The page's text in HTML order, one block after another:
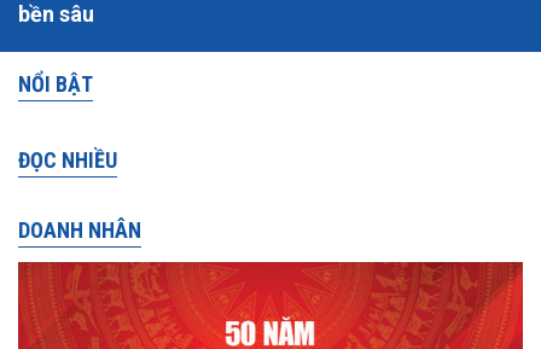
bền sâu
NỔI BẬT
ĐỌC NHIỀU
DOANH NHÂN